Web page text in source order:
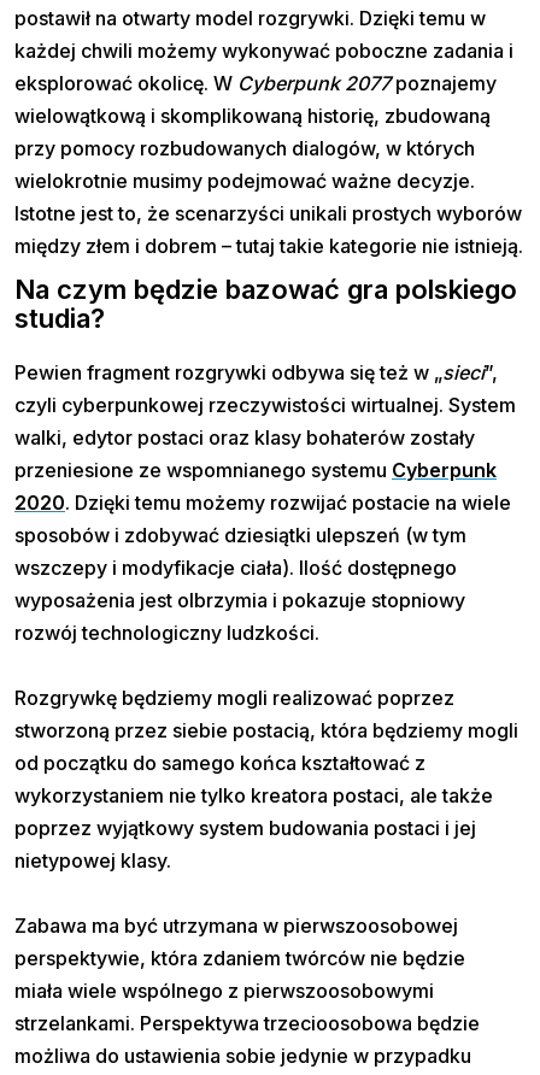
postawił na otwarty model rozgrywki. Dzięki temu w
każdej chwili możemy wykonywać poboczne zadania i
eksplorować okolicę. W Cyberpunk 2077poznajemy
wielowątkową i skomplikowaną historię, zbudowaną
przy pomocy rozbudowanych dialogów, w których
wielokrotnie musimy podejmować ważne decyzje.
Istotne jest to, że scenarzyści unikali prostych wyborów
między złem i dobrem – tutaj takie kategorie nie istnieją.
Na czym będzie bazować gra polskiego
studia?
Pewien fragment rozgrywki odbywa się też w „sieci”,
czyli cyberpunkowej rzeczywistości wirtualnej. System
walki, edytor postaci oraz klasy bohaterów zostały
przeniesione ze wspomnianego systemu Cyberpunk
2020. Dzięki temu możemy rozwijać postacie na wiele
sposobów i zdobywać dziesiątki ulepszeń (w tym
wszczepy i modyfikacje ciała). Ilość dostępnego
wyposażenia jest olbrzymia i pokazuje stopniowy
rozwój technologiczny ludzkości.
Rozgrywkę będziemy mogli realizować poprzez
stworzoną przez siebie postacią, która będziemy mogli
od początku do samego końca kształtować z
wykorzystaniem nie tylko kreatora postaci, ale także
poprzez wyjątkowy system budowania postaci i jej
nietypowej klasy.
Zabawa ma być utrzymana w pierwszoosobowej
perspektywie, która zdaniem twórców nie będzie
miała wiele wspólnego z pierwszoosobowymi
strzelankami. Perspektywa trzecioosobowa będzie
możliwa do ustawienia sobie jedynie w przypadku